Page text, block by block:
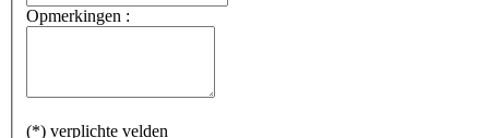
Opmerkingen :
(*) verplichte velden